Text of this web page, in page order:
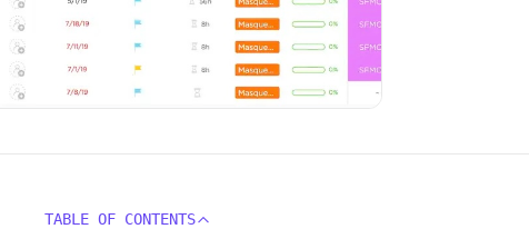
TABLE OF CONTENTS